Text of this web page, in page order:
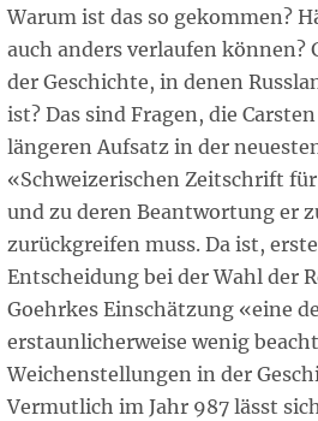
Warum ist das so gekommen?
auch anders verlaufen können?
der Geschichte, in denen
ist? Das sind Fragen, die
längeren Aufsatz in der
«Schweizerischen Zeitschrift
und zu deren Beantwortung er
zurückgreifen muss. Da ist,
Entscheidung bei der Wahl der
Goehrkes Einschätzung «eine
erstaunlicherweise wenig
Weichenstellungen in der
Vermutlich im Jahr 987 lässt